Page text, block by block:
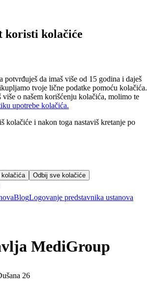
koristi kolačiće
potvrđuješ da imaš više od 15 godina i daješ
tvoje lične podatke pomoću kolačića.
o našem korišćenju kolačića, molimo te
upotrebe kolačića.
kolačiće i nakon toga nastaviš kretanje po
kolačića Odbij sve kolačiće
BlogLogovanje predstavnika ustanova
MediGroup
26